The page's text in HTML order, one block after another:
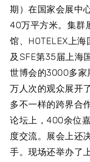
期）在国家会展中
40万平方米。集群
馆、HOTELEX上
及SFE第35届上海
世博会的3000多家
万人次的观众展开
多不一样的跨界合
论坛上，400余位
度交流。展会上还
手。现场还举办了